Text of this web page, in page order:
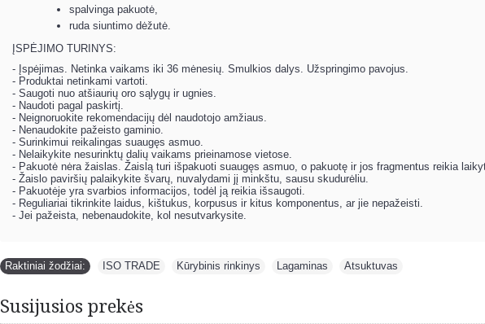
spalvinga pakuotė,
ruda siuntimo dėžutė.
ĮSPĖJIMO TURINYS:
- Įspėjimas. Netinka vaikams iki 36 mėnesių. Smulkios dalys. Užspringimo pavojus.
- Produktai netinkami vartoti.
- Saugoti nuo atšiaurių oro sąlygų ir ugnies.
- Naudoti pagal paskirtį.
- Neignoruokite rekomendacijų dėl naudotojo amžiaus.
- Nenaudokite pažeisto gaminio.
- Surinkimui reikalingas suaugęs asmuo.
- Nelaikykite nesurinktų dalių vaikams prieinamose vietose.
- Pakuotė nėra žaislas. Žaislą turi išpakuoti suaugęs asmuo, o pakuotę ir jos fragmentus reikia
- Žaislo paviršių palaikykite švarų, nuvalydami jį minkštu, sausu skudurėliu.
- Pakuotėje yra svarbios informacijos, todėl ją reikia išsaugoti.
- Reguliariai tikrinkite laidus, kištukus, korpusus ir kitus komponentus, ar jie nepažeisti.
- Jei pažeista, nebenaudokite, kol nesutvarkysite.
Raktiniai žodžiai: ISO TRADE Kūrybinis rinkinys Lagaminas Atsuktuvas
Susijusios prekės